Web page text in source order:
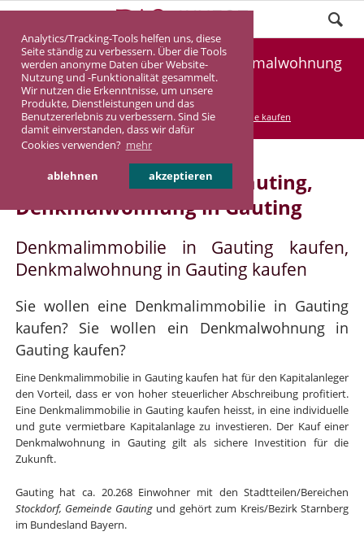
Analytics/Tracking-Tools helfen uns, diese
Seite ständig zu verbessern. Über die Tools
werden anonyme Daten über Website-
Nutzung und -Funktionalität gesammelt.
Wir nutzen die Erkenntnisse, um unsere
Produkte, Dienstleistungen und das
Benutzererlebnis zu verbessern. Sind Sie
damit einverstanden, dass wir dafür
Cookies verwenden? mehr
ablehnen akzeptieren
Denkmalimmobilie Gauting, Denkmalwohnung
Gauting
DASINVEST Service Denkmalimmobilie kaufen
Denkmalimmobilie in Gauting,
Denkmalwohnung in Gauting
Denkmalimmobilie in Gauting kaufen,
Denkmalwohnung in Gauting kaufen
Sie wollen eine Denkmalimmobilie in Gauting
kaufen? Sie wollen ein Denkmalwohnung in
Gauting kaufen?
Eine Denkmalimmobilie in Gauting kaufen hat für den Kapitalanleger
den Vorteil, dass er von hoher steuerlicher Abschreibung profitiert.
Eine Denkmalimmobilie in Gauting kaufen heisst, in eine individuelle
und gute vermietbare Kapitalanlage zu investieren. Der Kauf einer
Denkmalwohnung in Gauting gilt als sichere Investition für die
Zukunft.
Gauting hat ca. 20.268 Einwohner mit den Stadtteilen/Bereichen
Stockdorf, Gemeinde Gautingund gehört zum Kreis/Bezirk Starnberg
im Bundesland Bayern.